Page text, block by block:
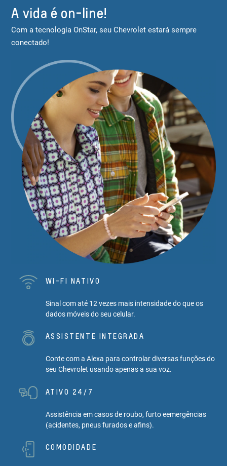
A vida é on-line!
Com a tecnologia OnStar, seu Chevrolet estará sempre
conectado!
WI-FI NATIVO
Sinal com até 12 vezes mais intensidade do que os
dados móveis do seu celular.
ASSISTENTE INTEGRADA
Conte com a Alexa para controlar diversas funções do
seu Chevrolet usando apenas a sua voz.
ATIVO 24/7
Assistência em casos de roubo, furto eemergências
(acidentes, pneus furados e afins).
COMODIDADE